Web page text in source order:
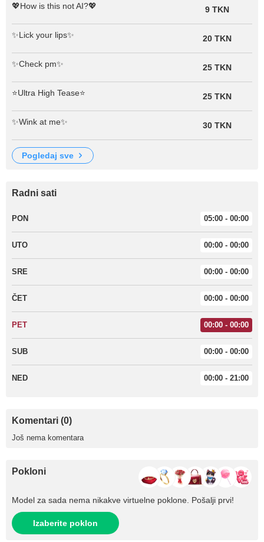
💖How is this not AI?💖 9 TKN
✨Lick your lips✨ 20 TKN
✨Check pm✨ 25 TKN
⭐️Ultra High Tease⭐️ 25 TKN
✨Wink at me✨ 30 TKN
pogledaj sve
Radni sati
PON 05:00 - 00:00
UTO 00:00 - 00:00
SRE 00:00 - 00:00
ČET 00:00 - 00:00
PET 00:00 - 00:00
SUB 00:00 - 00:00
NED 00:00 - 21:00
Komentari (0)
Još nema komentara
Pokloni
Model za sada nema nikakve virtuelne poklone. Pošalji prvi!
Izaberite poklon